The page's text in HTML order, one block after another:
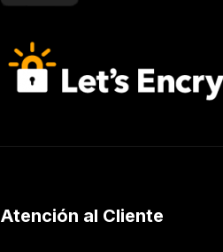
Atención al Cliente